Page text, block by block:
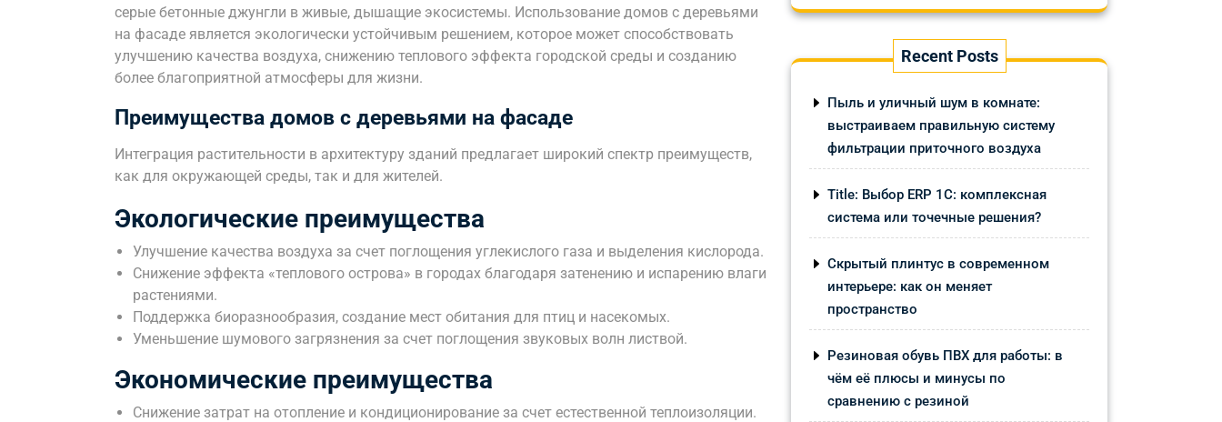
серые бетонные джунгли в живые, дышащие экосистемы. Использование домов с деревьями
на фасаде является экологически устойчивым решением, которое может способствовать
улучшению качества воздуха, снижению теплового эффекта городской среды и созданию
более благоприятной атмосферы для жизни.
Преимущества домов с деревьями на фасаде
Интеграция растительности в архитектуру зданий предлагает широкий спектр преимуществ,
как для окружающей среды, так и для жителей.
Экологические преимущества
Улучшение качества воздуха за счет поглощения углекислого газа и выделения кислорода.
Снижение эффекта «теплового острова» в городах благодаря затенению и испарению влаги
растениями.
Поддержка биоразнообразия, создание мест обитания для птиц и насекомых.
Уменьшение шумового загрязнения за счет поглощения звуковых волн листвой.
Экономические преимущества
Снижение затрат на отопление и кондиционирование за счет естественной теплоизоляции.
Recent Posts
Пыль и уличный шум в комнате:
выстраиваем правильную систему
фильтрации приточного воздуха
Title: Выбор ERP 1С: комплексная
система или точечные решения?
Скрытый плинтус в современном
интерьере: как он меняет
пространство
Резиновая обувь ПВХ для работы: в
чём её плюсы и минусы по
сравнению с резиной